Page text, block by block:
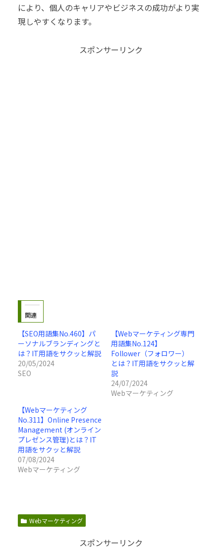
により、個人のキャリアやビジネスの成功がより実
現しやすくなります。
スポンサーリンク
関連
【SEO用語集No.460】パ
ーソナルブランディングと
は？IT用語をサクッと解説
20/05/2024
SEO
【Webマーケティング専門
用語集No.124】
Follower（フォロワー）
とは？IT用語をサクッと解
説
24/07/2024
Webマーケティング
【Webマーケティング
No.311】Online Presence
Management (オンライン
プレゼンス管理)とは？IT
用語をサクッと解説
07/08/2024
Webマーケティング
Webマーケティング
スポンサーリンク